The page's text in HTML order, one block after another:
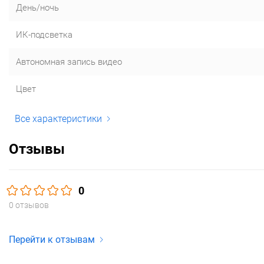
День/ночь
ИК-подсветка
Автономная запись видео
Цвет
Все характеристики
Отзывы
0
0 отзывов
Перейти к отзывам